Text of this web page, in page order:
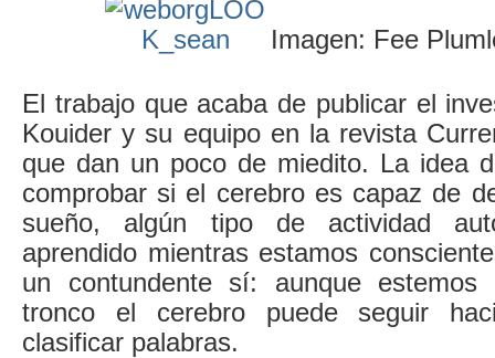
Imagen: Fee
El trabajo que acaba de publicar el
Kouider y su equipo en la revista
que dan un poco de miedito. La idea
comprobar si el cerebro es capaz de
sueño, algún tipo de actividad
aprendido mientras estamos
un contundente sí: aunque estemos
tronco el cerebro puede seguir
clasificar palabras.